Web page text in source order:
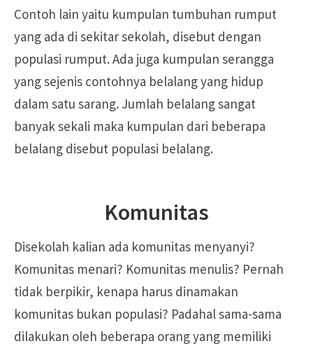
Contoh lain yaitu kumpulan tumbuhan rumput
yang ada di sekitar sekolah, disebut dengan
populasi rumput. Ada juga kumpulan serangga
yang sejenis contohnya belalang yang hidup
dalam satu sarang. Jumlah belalang sangat
banyak sekali maka kumpulan dari beberapa
belalang disebut populasi belalang.
Komunitas
Disekolah kalian ada komunitas menyanyi?
Komunitas menari? Komunitas menulis? Pernah
tidak berpikir, kenapa harus dinamakan
komunitas bukan populasi? Padahal sama-sama
dilakukan oleh beberapa orang yang memiliki